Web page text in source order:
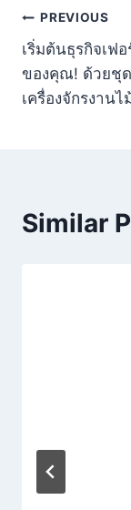
PREVIOUS
เริ่มต้นธุรกิจเฟอ
ของคุณ! ด้วยชุด
เครื่องจักรงานไ
Similar